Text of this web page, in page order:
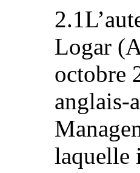
Logar
octobre
anglais-
laquelle